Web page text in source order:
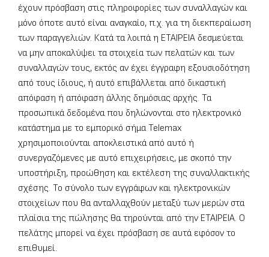
έχουν πρόσβαση στις πληροφορίες των συναλλαγών και
μόνο όποτε αυτό είναι αναγκαίο, π.χ. για τη διεκπεραίωση
των παραγγελιών. Κατά τα λοιπά η ΕΤΑΙΡΕΙΑ δεσμεύεται
να μην αποκαλύψει τα στοιχεία των πελατών και των
συναλλαγών τους, εκτός αν έχει έγγραφη εξουσιοδότηση
από τους ίδιους, ή αυτό επιβάλλεται από δικαστική
απόφαση ή απόφαση άλλης δημόσιας αρχής. Τα
προσωπικά δεδομένα που δηλώνονται στο ηλεκτρονικό
κατάστημα με το εμπορικό σήμα Telemax
χρησιμοποιούνται αποκλειστικά από αυτό ή
συνεργαζόμενες με αυτό επιχειρήσεις, με σκοπό την
υποστήριξη, προώθηση και εκτέλεση της συναλλακτικής
σχέσης. Το σύνολο των εγγράφων και ηλεκτρονικών
στοιχείων που θα ανταλλαχθούν μεταξύ των μερών στα
πλαίσια της πώλησης θα τηρούνται από την ΕΤΑΙΡΕΙΑ. Ο
πελάτης μπορεί να έχει πρόσβαση σε αυτά εφόσον το
επιθυμεί.